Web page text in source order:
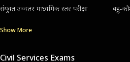
संयुक्त उच्चतर माध्यमिक स्तर परीक्षा बहु-
Show More
Civil Services Exams